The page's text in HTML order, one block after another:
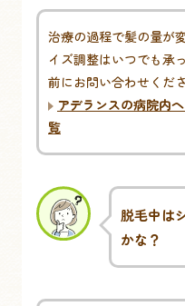
治療の過程で髪の量が
イズ調整はいつでも承
前にお問い合わせくださ
アデランスの病院内
覧
脱毛中は
かな？